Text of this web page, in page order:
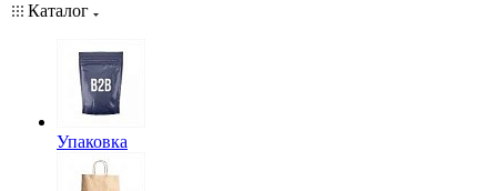
Каталог
Упаковка